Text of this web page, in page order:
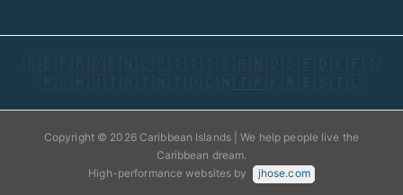
🇬🇧 🇫🇷 🇩🇪 🇳🇱 🇵🇹 🇮🇹 🇸🇦 🇳🇴 🇸🇪 🇩🇰 🇫🇮
🇵🇱 🇷🇺 🇹🇷 🇮🇳 🇮🇩 🇨🇳 🇯🇵 🇰🇷 🇪🇸 🇮🇱
Copyright © 2026 Caribbean Islands | We help people live the
Caribbean dream.
High-performance websites by
jhose.com